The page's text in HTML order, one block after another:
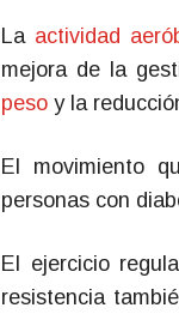
La actividad
mejora de la
peso y la
El movimiento
personas con
El ejercicio
resistencia